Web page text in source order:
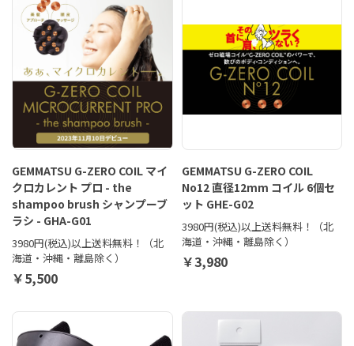
GEMMATSU G-ZERO COIL マイ
クロカレント プロ - the
shampoo brush シャンプーブ
ラシ - GHA-G01
3980円(税込)以上送料無料！（北
海道・沖縄・離島除く）
￥5,500
GEMMATSU G-ZERO COIL
No12 直径12mm コイル 6個セ
ット GHE-G02
3980円(税込)以上送料無料！（北
海道・沖縄・離島除く）
￥3,980